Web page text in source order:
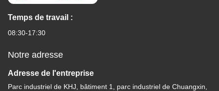
Temps de travail :
08:30-17:30
Notre adresse
Adresse de l'entreprise
Parc industriel de KHJ, bâtiment 1, parc industriel de Chuangxin,